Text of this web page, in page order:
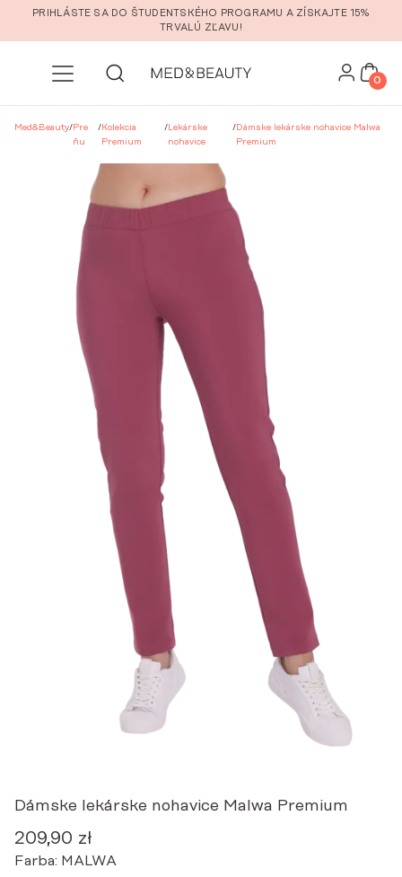
Prejsť na hlavný obsah
PRIHLÁSTE SA DO ŠTUDENTSKÉHO PROGRAMU A ZÍSKAJTE 15%
TRVALÚ ZĽAVU!
0
Med&Beauty/Pre
ňu
/Kolekcia
Premium
/Lekárske
nohavice
/Dámske lekárske nohavice Malwa
Premium
Dámske lekárske nohavice Malwa Premium
209,90 zł
Farba: MALWA